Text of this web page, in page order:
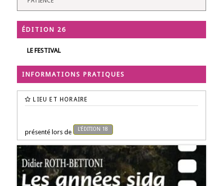
ÉDITION 26
LE FESTIVAL
INFORMATIONS PRATIQUES
LIEU ET HORAIRE
présenté lors de L'ÉDITION 18